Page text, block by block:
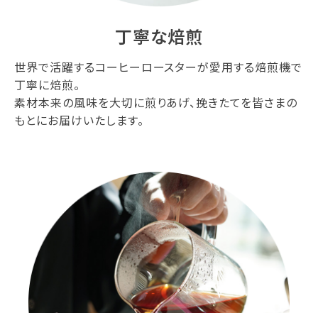
丁寧な焙煎
世界で活躍するコーヒーロースターが愛用する焙煎機で
丁寧に焙煎。
素材本来の風味を大切に煎りあげ、挽きたてを皆さまの
もとにお届けいたします。